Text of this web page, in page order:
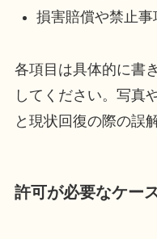
損害賠償や禁止事
各項目は具体的に書
してください。写真
と現状回復の際の誤
許可が必要なケー